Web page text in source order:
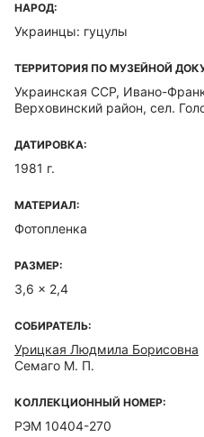
НАРОД:
Украинцы: гуцулы
ТЕРРИТОРИЯ ПО МУЗЕЙНОЙ
Украинская ССР, Ивано-
Верховинский район, сел.
ДАТИРОВКА:
1981 г.
МАТЕРИАЛ:
Фотопленка
РАЗМЕР:
3,6 x 2,4
СОБИРАТЕЛЬ:
Урицкая Людмила Борисовна
Семаго М. П.
КОЛЛЕКЦИОННЫЙ НОМЕР:
РЭМ 10404-270